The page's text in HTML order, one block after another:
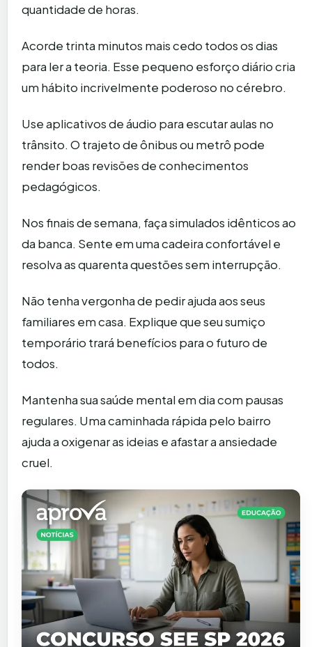
quantidade de horas.
Acorde trinta minutos mais cedo todos os dias
para ler a teoria. Esse pequeno esforço diário cria
um hábito incrivelmente poderoso no cérebro.
Use aplicativos de áudio para escutar aulas no
trânsito. O trajeto de ônibus ou metrô pode
render boas revisões de conhecimentos
pedagógicos.
Nos finais de semana, faça simulados idênticos ao
da banca. Sente em uma cadeira confortável e
resolva as quarenta questões sem interrupção.
Não tenha vergonha de pedir ajuda aos seus
familiares em casa. Explique que seu sumiço
temporário trará benefícios para o futuro de
todos.
Mantenha sua saúde mental em dia com pausas
regulares. Uma caminhada rápida pelo bairro
ajuda a oxigenar as ideias e afastar a ansiedade
cruel.